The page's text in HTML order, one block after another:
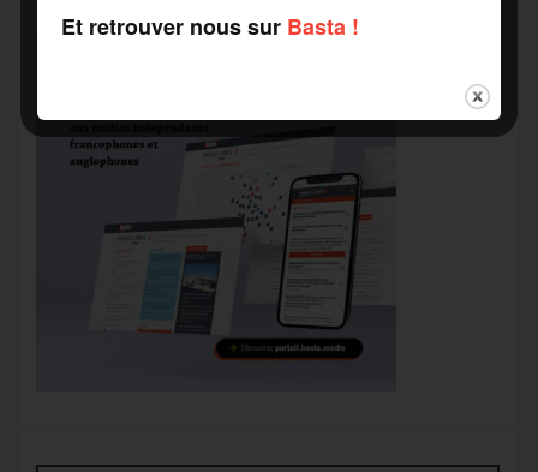
Et retrouver nous sur Basta !